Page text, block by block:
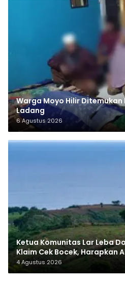
Warga Moyo Hilir
Ladang
6 Agustus 2026
Ketua Komunitas Lar Leba
Klaim Cek Bocek, Harapkan
Makam Leluhur
4 Agustus 2026